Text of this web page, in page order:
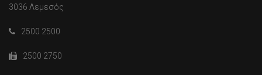
3036 Λεμεσός
2500 2500
2500 2750